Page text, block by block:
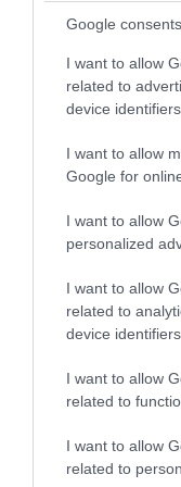
Google consents
I want to allow
related to
device
I want to allow
Google for
I want to allow
personalized
I want to allow
related to
device
I want to allow
related to
I want to allow
related to
είναι ανούσιο.
Για πρώτη
χάσει την
των
το τίμημα,
οι Αφρικανοί
Ο ίδιος ο
Αφρικανοί
δημητριακά»
συνεχή